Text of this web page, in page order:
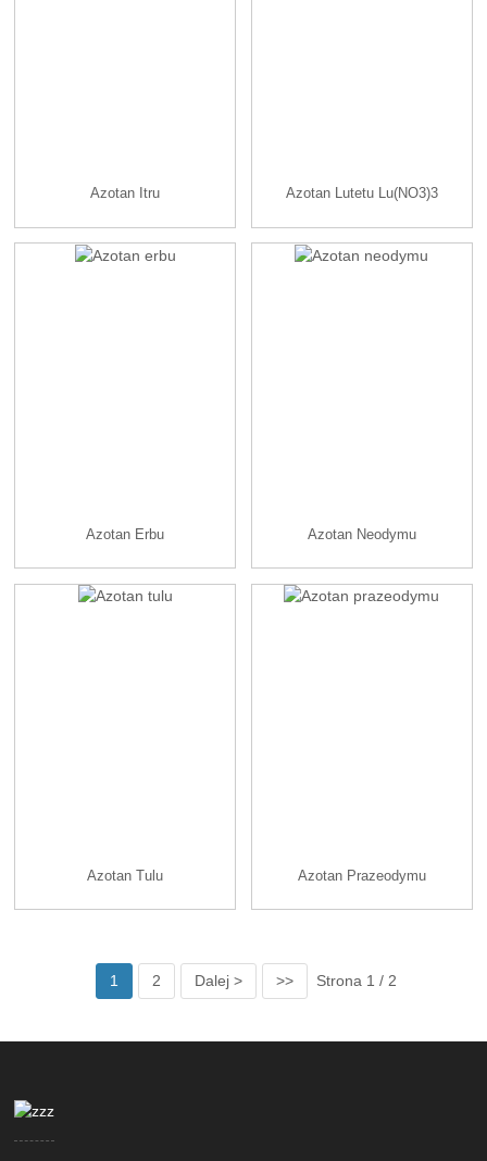
Azotan Itru Azotan Lutetu Lu(NO3)3
Azotan Erbu Azotan Neodymu
Azotan Tulu Azotan Prazeodymu
1 2 Dalej > >> Strona 1 / 2